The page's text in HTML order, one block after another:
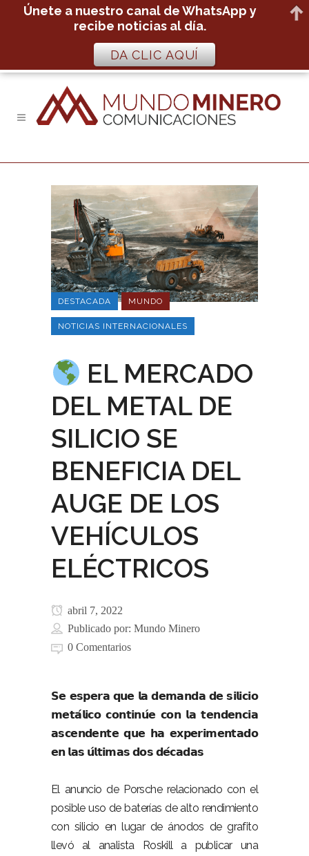
DESTACADA MUNDO
NOTICIAS INTERNACIONALES
EL MERCADO
DEL METAL DE
SILICIO SE
BENEFICIA DEL
AUGE DE LOS
VEHÍCULOS
ELÉCTRICOS
abril 7, 2022
Publicado por: Mundo Minero
0 Comentarios
𝗦𝗲 𝗲𝘀𝗽𝗲𝗿𝗮 𝗾𝘂𝗲 𝗹𝗮 𝗱𝗲𝗺𝗮𝗻𝗱𝗮 𝗱𝗲 𝘀𝗶𝗹𝗶𝗰𝗶𝗼
𝗺𝗲𝘁𝗮́𝗹𝗶𝗰𝗼 𝗰𝗼𝗻𝘁𝗶𝗻𝘂́𝗲 𝗰𝗼𝗻 𝗹𝗮 𝘁𝗲𝗻𝗱𝗲𝗻𝗰𝗶𝗮
𝗮𝘀𝗰𝗲𝗻𝗱𝗲𝗻𝘁𝗲 𝗾𝘂𝗲 𝗵𝗮 𝗲𝘅𝗽𝗲𝗿𝗶𝗺𝗲𝗻𝘁𝗮𝗱𝗼
𝗲𝗻 𝗹𝗮𝘀 𝘂́𝗹𝘁𝗶𝗺𝗮𝘀 𝗱𝗼𝘀 𝗱𝗲́𝗰𝗮𝗱𝗮𝘀
El anuncio de Porsche relacionado con el
posible uso de baterías de alto rendimiento
con silicio en lugar de ánodos de grafito
llevó al analista Roskill a publicar una
Únete a nuestro canal de WhatsApp y
recibe noticias al día.
DA CLIC AQUÍ